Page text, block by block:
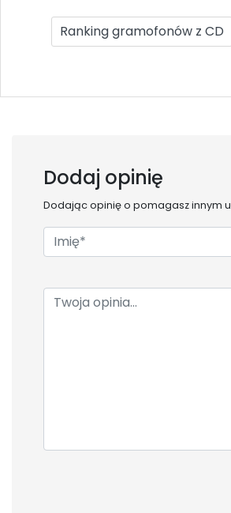
Ranking gramofonów z CD
Dodaj opinię
Dodając opinię o pomagasz innym